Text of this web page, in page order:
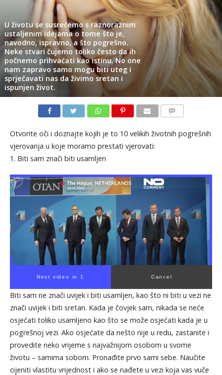
U životu se susrećemo s raznoraznim
ustaljenim idejama o tome što je,
navodno, ispravno, a što pogrešno.
Neke stvari čujemo toliko često da ih
počnemo prihvaćati kao istinu. No one
nam zapravo samo mogu biti uteg i
sprječavati nas da živimo sretan i
ispunjen život.
Otvorite oči i doznajte kojih je to 10 velikih životnih pogrešnih
vjerovanja u koje moramo prestati vjerovati:
1. Biti sam znači biti usamljen
Next video in 1 Cancel
Biti sam ne znači uvijek i biti usamljen, kao što ni biti u vezi ne
znači uvijek i biti sretan. Kada je čovjek sam, nikada se neće
osjećati toliko usamljeno kao što se može osjećati kada je u
pogrešnoj vezi. Ako osjećate da nešto nije u redu, zastanite i
provedite neko vrijeme s najvažnijom osobom u svome
životu – samima sobom. Pronađite prvo sami sebe. Naučite
cijeniti vlastitu vrijednost i ako se nađete u vezi koja vas vuče